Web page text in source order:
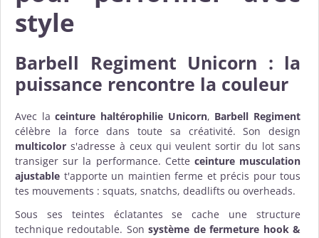
style
Barbell Regiment Unicorn : la
puissance rencontre la couleur
Avec laceinture haltérophilie Unicorn, Barbell Regiment
célèbre la force dans toute sa créativité. Son design
multicolor s'adresse à ceux qui veulent sortir du lot sans
transiger sur la performance. Cette ceinture musculation
ajustable t'apporte un maintien ferme et précis pour tous
tes mouvements : squats, snatchs, deadlifts ou overheads.
Sous ses teintes éclatantes se cache une structure
technique redoutable. Sonsystème de fermeture hook &